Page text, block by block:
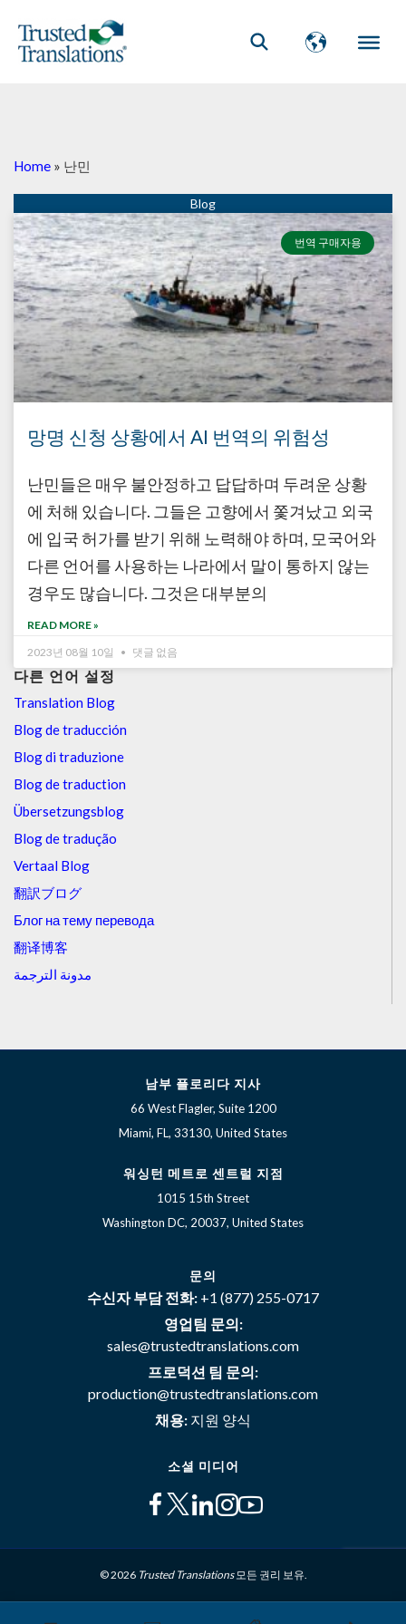
다른 언어 설정
Translation Blog
Blog de traducción
Blog di traduzione
Blog de traduction
Übersetzungsblog
Blog de tradução
Vertaal Blog
翻訳ブログ
Блог на тему перевода
翻译博客
مدونة الترجمة
Home » 난민
번역 구매자용
망명 신청 상황에서 AI 번역의 위험성
난민들은 매우 불안정하고 답답하며 두려운 상황
에 처해 있습니다. 그들은 고향에서 쫓겨났고 외국
에 입국 허가를 받기 위해 노력해야 하며, 모국어와
다른 언어를 사용하는 나라에서 말이 통하지 않는
경우도 많습니다. 그것은 대부분의
READ MORE »
2023년 08월 10일
댓글 없음
남부 플로리다 지사
66 West Flagler, Suite 1200
Miami, FL, 33130, United States
워싱턴 메트로 센트럴 지점
1015 15th Street
Washington DC, 20037, United States
문의
수신자 부담 전화: +1 (877) 255-0717
영업팀 문의:
sales@trustedtranslations.com
프로덕션 팀 문의:
production@trustedtranslations.com
채용: 지원 양식
소셜 미디어
© 2026 Trusted Translations모든 권리 보유.